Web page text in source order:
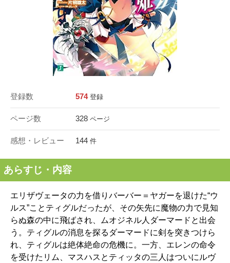
登録数 574 登録
ページ数 328 ページ
感想・レビュー 144 件
あらすじ・内容
エリザヴェータの力を借りバーバー＝ヤガーを退けた“ウ
ルス”ことティグルだったが、その矢先に魔物の力で見知
らぬ森の中に飛ばされ、ムオジネル人ダーマードと出会
う。ティグルの消息を探るダーマードに剣を突きつけら
れ、ティグルは絶体絶命の危機に。一方、エレンの命令
を受けたリム、マスハスとティッタの三人はついにルヴ